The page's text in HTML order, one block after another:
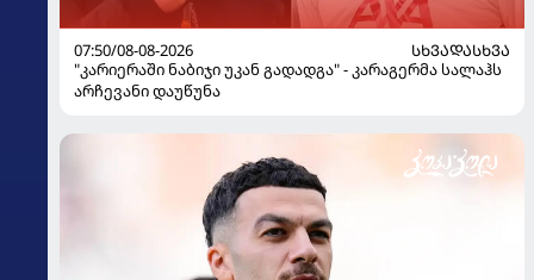
07:50/08-08-2026
ᲡᲮᲕᲐᲓᲐᲡᲮᲕᲐ
"კარიერაში ნაბიჯი უკან გადადგა" - კარაგერმა სალაჰს
არჩევანი დაუწუნა